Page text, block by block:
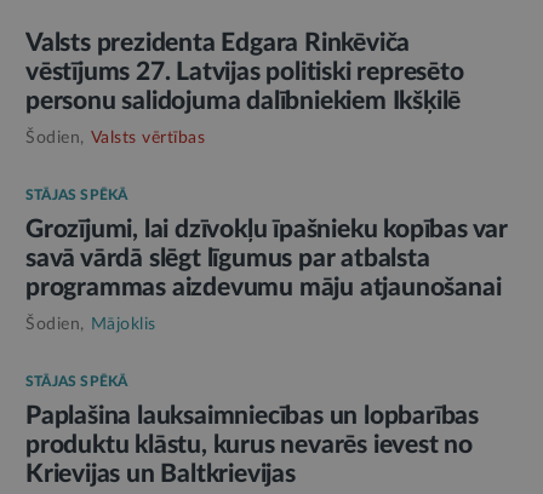
Valsts prezidenta Edgara Rinkēviča
vēstījums 27. Latvijas politiski represēto
personu salidojuma dalībniekiem Ikšķilē
Šodien, Valsts vērtības
STĀJAS SPĒKĀ
Grozījumi, lai dzīvokļu īpašnieku kopības var
savā vārdā slēgt līgumus par atbalsta
programmas aizdevumu māju atjaunošanai
Šodien, Mājoklis
STĀJAS SPĒKĀ
Paplašina lauksaimniecības un lopbarības
produktu klāstu, kurus nevarēs ievest no
Krievijas un Baltkrievijas